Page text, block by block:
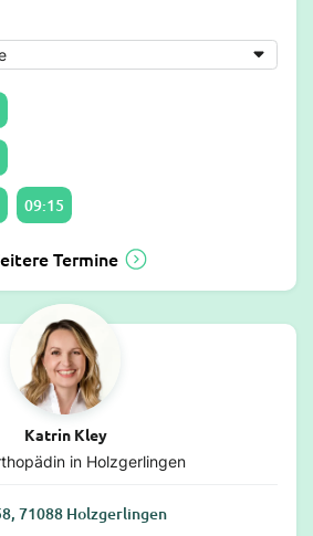
09:15
Termine
Katrin Kley
in Holzgerlingen
71088 Holzgerlingen